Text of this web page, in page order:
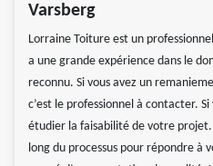
Varsberg
Lorraine Toiture est un
a une grande expérience dans le
reconnu. Si vous avez un
c’est le professionnel à contacter.
étudier la faisabilité de votre
long du processus pour répondre à